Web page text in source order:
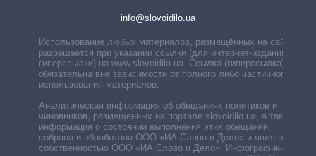
info@slovoidilo.ua
Использование любых материалов, размещённых на сайте,
разрешается при указании ссылки (для интернет-изданий —
гиперссылки) на www.slovoidilo.ua. Ссылка (гиперссылка)
обязательна вне зависимости от полного либо частичного
использования материалов.
Аналитическая информация об обещаниях политиков и
чиновников, размещенных на портале slovoidilo.ua, а также
информация о состоянии выполнения этих обещаний,
собрана и обработана ООО «ИА Слово и Дело» и является
собственностью ООО «ИА Слово и Дело». Инфографики,